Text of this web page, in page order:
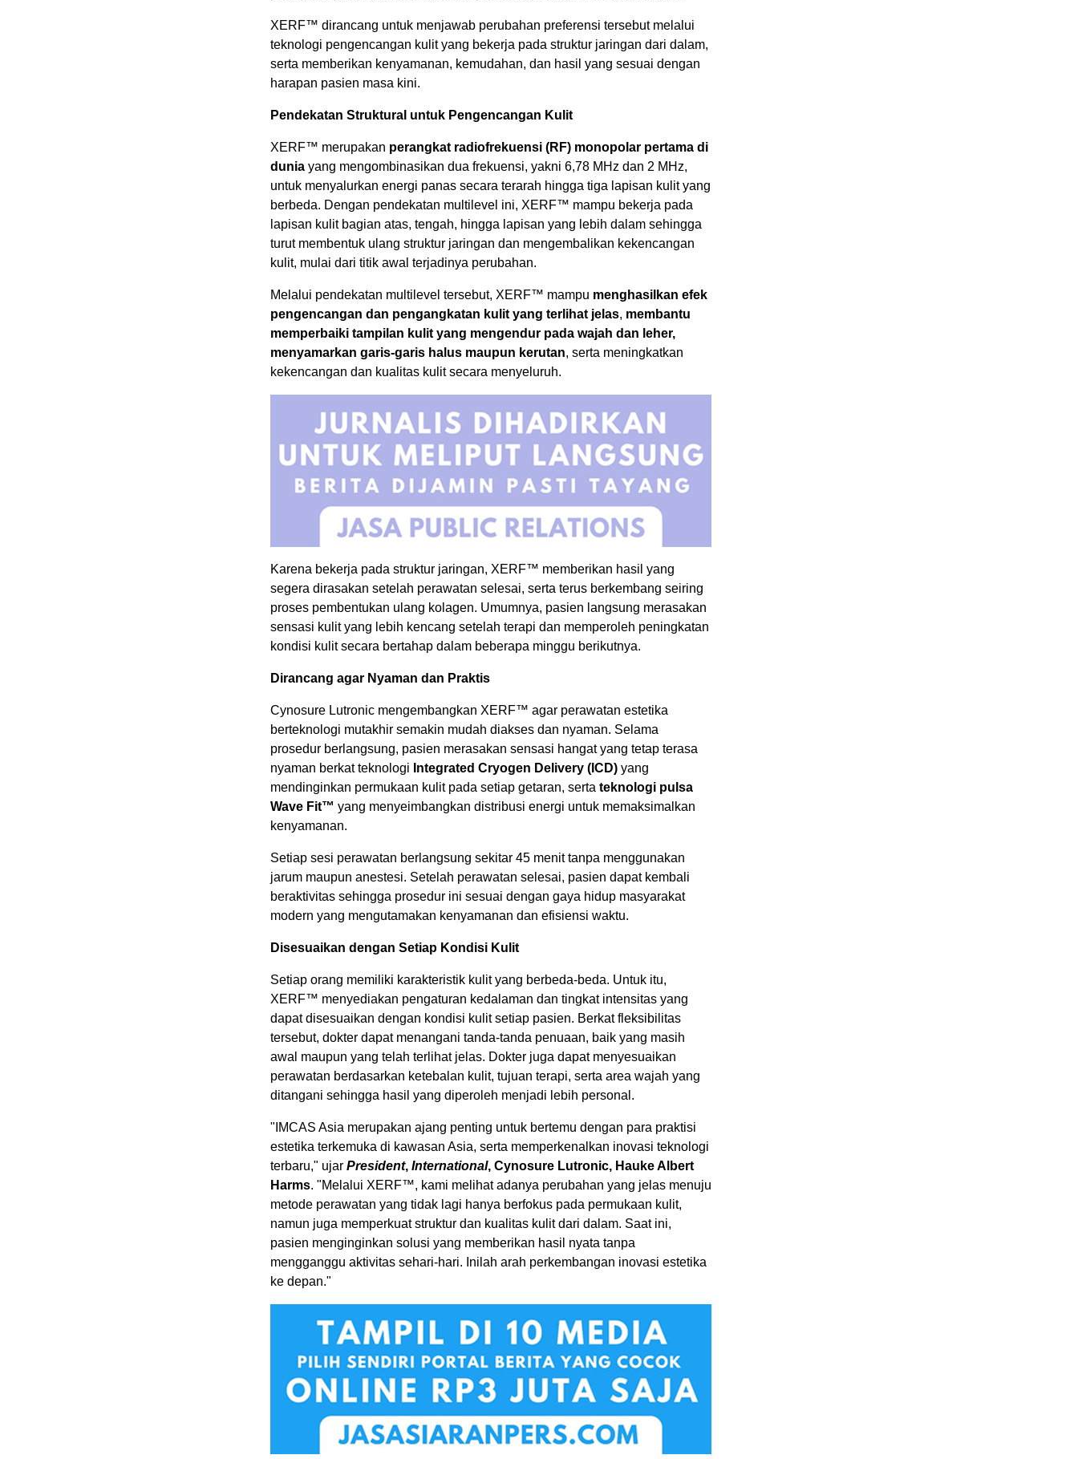
XERF™ dirancang untuk menjawab perubahan preferensi tersebut melalui
teknologi pengencangan kulit yang bekerja pada struktur jaringan dari dalam,
serta memberikan kenyamanan, kemudahan, dan hasil yang sesuai dengan
harapan pasien masa kini.
Pendekatan Struktural untuk Pengencangan Kulit
XERF™ merupakan perangkat radiofrekuensi (RF) monopolar pertama di
dunia yang mengombinasikan dua frekuensi, yakni 6,78 MHz dan 2 MHz,
untuk menyalurkan energi panas secara terarah hingga tiga lapisan kulit yang
berbeda. Dengan pendekatan multilevel ini, XERF™ mampu bekerja pada
lapisan kulit bagian atas, tengah, hingga lapisan yang lebih dalam sehingga
turut membentuk ulang struktur jaringan dan mengembalikan kekencangan
kulit, mulai dari titik awal terjadinya perubahan.
Melalui pendekatan multilevel tersebut, XERF™ mampu menghasilkan efek
pengencangan dan pengangkatan kulit yang terlihat jelas, membantu
memperbaiki tampilan kulit yang mengendur pada wajah dan leher,
menyamarkan garis-garis halus maupun kerutan, serta meningkatkan
kekencangan dan kualitas kulit secara menyeluruh.
Karena bekerja pada struktur jaringan, XERF™ memberikan hasil yang
segera dirasakan setelah perawatan selesai, serta terus berkembang seiring
proses pembentukan ulang kolagen. Umumnya, pasien langsung merasakan
sensasi kulit yang lebih kencang setelah terapi dan memperoleh peningkatan
kondisi kulit secara bertahap dalam beberapa minggu berikutnya.
Dirancang agar Nyaman dan Praktis
Cynosure Lutronic mengembangkan XERF™ agar perawatan estetika
berteknologi mutakhir semakin mudah diakses dan nyaman. Selama
prosedur berlangsung, pasien merasakan sensasi hangat yang tetap terasa
nyaman berkat teknologi Integrated Cryogen Delivery (ICD) yang
mendinginkan permukaan kulit pada setiap getaran, serta teknologi pulsa
Wave Fit™ yang menyeimbangkan distribusi energi untuk memaksimalkan
kenyamanan.
Setiap sesi perawatan berlangsung sekitar 45 menit tanpa menggunakan
jarum maupun anestesi. Setelah perawatan selesai, pasien dapat kembali
beraktivitas sehingga prosedur ini sesuai dengan gaya hidup masyarakat
modern yang mengutamakan kenyamanan dan efisiensi waktu.
Disesuaikan dengan Setiap Kondisi Kulit
Setiap orang memiliki karakteristik kulit yang berbeda-beda. Untuk itu,
XERF™ menyediakan pengaturan kedalaman dan tingkat intensitas yang
dapat disesuaikan dengan kondisi kulit setiap pasien. Berkat fleksibilitas
tersebut, dokter dapat menangani tanda-tanda penuaan, baik yang masih
awal maupun yang telah terlihat jelas. Dokter juga dapat menyesuaikan
perawatan berdasarkan ketebalan kulit, tujuan terapi, serta area wajah yang
ditangani sehingga hasil yang diperoleh menjadi lebih personal.
"IMCAS Asia merupakan ajang penting untuk bertemu dengan para praktisi
estetika terkemuka di kawasan Asia, serta memperkenalkan inovasi teknologi
terbaru," ujar President, International, Cynosure Lutronic, Hauke Albert
Harms. "Melalui XERF™, kami melihat adanya perubahan yang jelas menuju
metode perawatan yang tidak lagi hanya berfokus pada permukaan kulit,
namun juga memperkuat struktur dan kualitas kulit dari dalam. Saat ini,
pasien menginginkan solusi yang memberikan hasil nyata tanpa
mengganggu aktivitas sehari-hari. Inilah arah perkembangan inovasi estetika
ke depan."